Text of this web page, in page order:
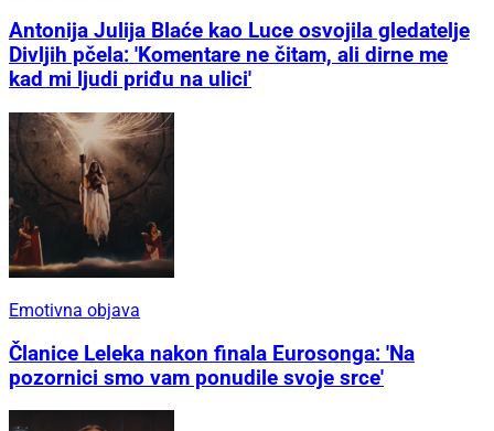
Antonija Julija Blaće kao Luce osvojila gledatelje
Divljih pčela: 'Komentare ne čitam, ali dirne me
kad mi ljudi priđu na ulici'
Emotivna objava
Članice Leleka nakon finala Eurosonga: 'Na
pozornici smo vam ponudile svoje srce'